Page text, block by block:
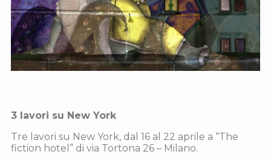
3 lavori su New York
Tre lavori su New York, dal 16 al 22 aprile a “The
fiction hotel” di via Tortona 26 – Milano.